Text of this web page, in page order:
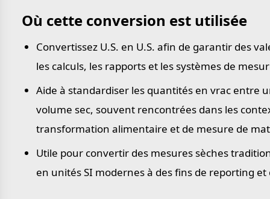
Où cette conversion est utilisée
Convertissez U.S. en U.S. afin de garantir des
les calculs, les rapports et les systèmes de
Aide à standardiser les quantités en vrac entre
volume sec, souvent rencontrées dans les
transformation alimentaire et de mesure de
Utile pour convertir des mesures sèches
en unités SI modernes à des fins de reporting